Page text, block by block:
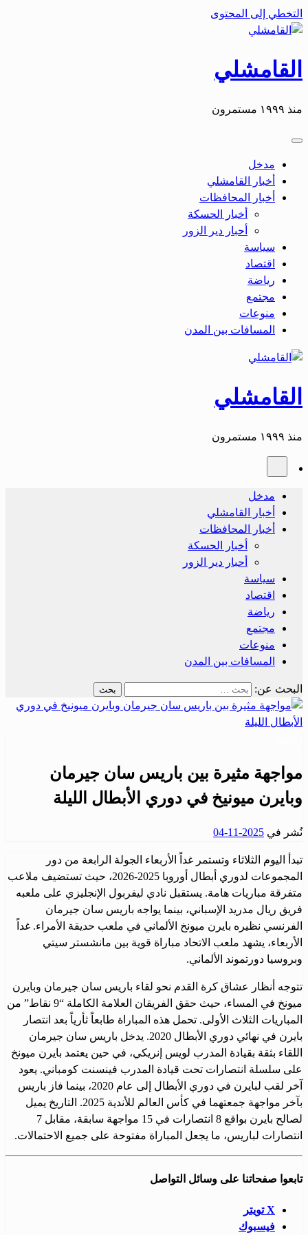
التخطي إلى المحتوى
القامشلي
منذ ١٩٩٩ مستمرون
مدخل
أخبار القامشلي
أخبار المحافظات
أخبار الحسكة
أحبار دير الزور
سياسة
اقتصاد
رياضة
مجتمع
منوعات
المسافات بين المدن
القامشلي
منذ ١٩٩٩ مستمرون
مدخل
أخبار القامشلي
أخبار المحافظات
أخبار الحسكة
أحبار دير الزور
سياسة
اقتصاد
رياضة
مجتمع
منوعات
المسافات بين المدن
البحث عن:
مواجهة مثيرة بين باريس سان جيرمان
وبايرن ميونيخ في دوري الأبطال الليلة
نُشر في 2025-11-04
تبدأ اليوم الثلاثاء وتستمر غداً الأربعاء الجولة الرابعة من دور
المجموعات لدوري أبطال أوروبا 2025-2026، حيث تستضيف ملاعب
متفرقة مباريات هامة. يستقبل نادي ليفربول الإنجليزي على ملعبه
فريق ريال مدريد الإسباني، بينما يواجه باريس سان جيرمان
الفرنسي نظيره بايرن ميونخ الألماني في ملعب حديقة الأمراء. غداً
الأربعاء، يشهد ملعب الاتحاد مباراة قوية بين مانشستر سيتي
وبروسيا دورتموند الألماني.
تتوجه أنظار عشاق كرة القدم نحو لقاء باريس سان جيرمان وبايرن
ميونخ في المساء، حيث حقق الفريقان العلامة الكاملة “9 نقاط” من
المباريات الثلاث الأولى. تحمل هذه المباراة طابعاً ثأرياً بعد انتصار
بايرن في نهائي دوري الأبطال 2020. يدخل باريس سان جيرمان
اللقاء بثقة بقيادة المدرب لويس إنريكي، في حين يعتمد بايرن ميونخ
على سلسلة انتصارات تحت قيادة المدرب فينسنت كومباني. يعود
آخر لقب لبايرن في دوري الأبطال إلى عام 2020، بينما فاز باريس
بآخر مواجهة جمعتهما في كأس العالم للأندية 2025. التاريخ يميل
لصالح بايرن بواقع 8 انتصارات في 15 مواجهة سابقة، مقابل 7
انتصارات لباريس، ما يجعل المباراة مفتوحة على جميع الاحتمالات.
تابعوا صفحاتنا على وسائل التواصل
X تويتر
فيسبوك